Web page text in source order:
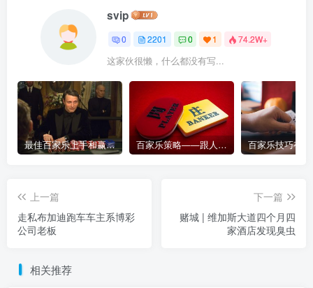
svip
0 2201 0 1 74.2W+
这家伙很懒，什么都没有写...
最佳百家乐上手和赢钱指南 – 终极版 百家乐策略——跟人胜过跟路
上一篇
走私布加迪跑车车主系博彩
公司老板
下一篇
赌城 | 维加斯大道四个月四
家酒店发现臭虫
相关推荐